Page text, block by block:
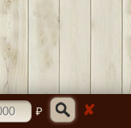
₽ ✘